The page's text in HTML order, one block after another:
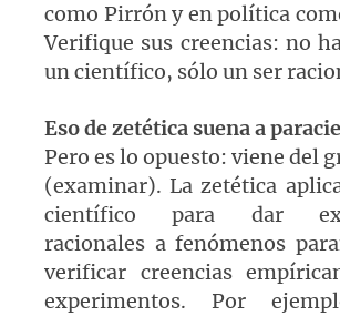
como Pirrón y en política
Verifique sus creencias: no
un científico, sólo un ser
Eso de zetética suena a
Pero es lo opuesto: viene del
(examinar). La zetética
científico para dar
racionales a fenómenos
verificar creencias
experimentos. Por